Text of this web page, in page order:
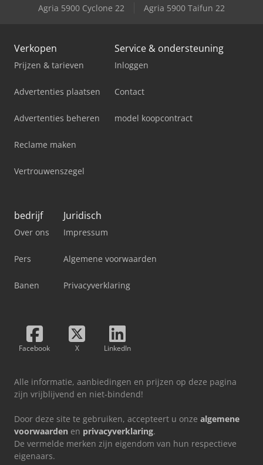
Same Taurus 60
Agria 5900 Cyclone 22
Agria 5900 Taifun 22
Verkopen
Prijzen & tarieven
Advertenties plaatsen
Advertenties beheren
Reclame maken
Vertrouwenszegel
Service & ondersteuning
Inloggen
Contact
model koopcontract
bedrijf
Over ons
Pers
Banen
Juridisch
Impressum
Algemene voorwaarden
Privacyverklaring
Facebook X LinkedIn
Alle informatie, aanbiedingen en prijzen op deze pagina
zijn vrijblijvend en niet-bindend!
Door deze site te gebruiken, accepteert u onze algemene
voorwaarden en privacyverklaring.
De vermelde merken zijn eigendom van hun respectieve
eigenaars.